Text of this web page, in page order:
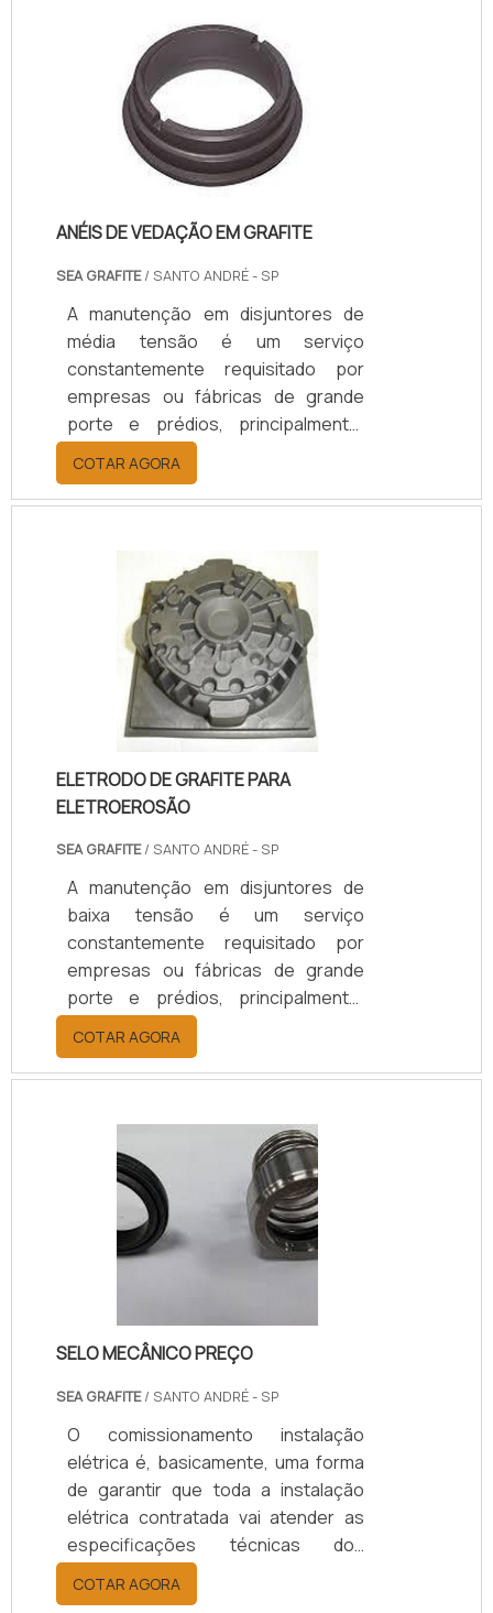
certificações nacionais ou
internacionais para
exportação.CONHEÇA COMO O
PRODUTO GARANTE EFICIÊNCIA E
QUALIDADEO processo é,
basicamente, uma forma de garantir
ANÉIS DE VEDAÇÃO EM GRAFITE
SEA GRAFITE/ SANTO ANDRÉ - SP
A manutenção em disjuntores de
média tensão é um serviço
constantemente requisitado por
empresas ou fábricas de grande
porte e prédios, principalmente,
esse processo tem a finalidade de
realizar reparos nas instalações ou
até mesmo evitá-los. CONHEÇA O
ESSENCIALA manutenção
preventiva, deve acontecer com
certa frequência, o que gera a
diminuição do risco de problemas
maiores além de ter um custo mais
acessível para os clientes. Já a
manutenção corretiva, acontece
COTAR AGORA
ELETRODO DE GRAFITE PARA
ELETROEROSÃO
SEA GRAFITE/ SANTO ANDRÉ - SP
A manutenção em disjuntores de
baixa tensão é um serviço
constantemente requisitado por
empresas ou fábricas de grande
porte e prédios, principalmente,
esse processo tem a finalidade de
realizar reparos nas instalações ou
até mesmo evitá-los. SAIBA MAIS
manutenção preventiva, deve
acontecer com certa frequência, o
que gera a diminuição do risco de
problemas maiores além de ter um
custo mais acessível para os
clientes. Já a manutenção corretiva,
COTAR AGORA
SELO MECÂNICO PREÇO
SEA GRAFITE/ SANTO ANDRÉ - SP
O comissionamento instalação
elétrica é, basicamente, uma forma
de garantir que toda a instalação
elétrica contratada vai atender as
especificações técnicas dos
projetos e memoriais, preservando
a integridade dos usuários e
COTAR AGORA